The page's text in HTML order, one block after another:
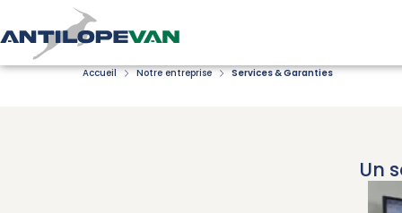
Accueil Notre entreprise Services & Garanties
Un